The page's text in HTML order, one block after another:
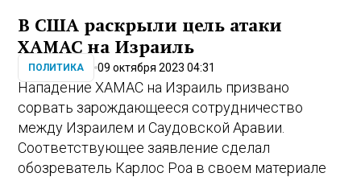
В США раскрыли цель атаки
ХАМАС на Израиль
ПОЛИТИКА 09 октября 2023 04:31
Нападение ХАМАС на Израиль призвано
сорвать зарождающееся сотрудничество
между Израилем и Саудовской Аравии.
Соответствующее заявление сделал
обозреватель Карлос Роа в своем материале